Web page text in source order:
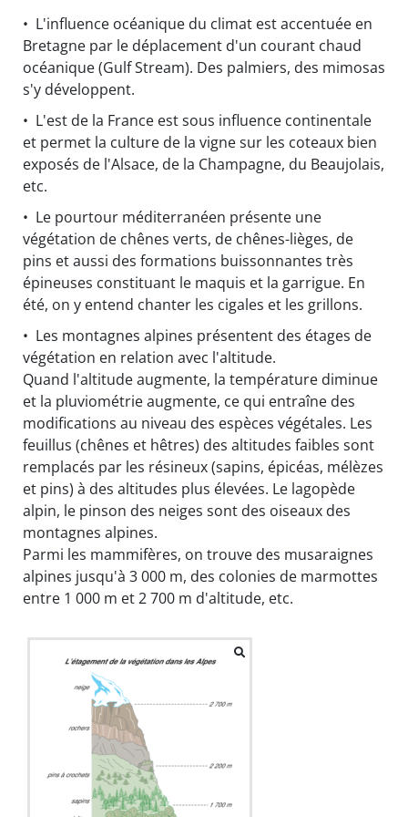
• L'influence océanique du climat est accentuée en
Bretagne par le déplacement d'un courant chaud
océanique (Gulf Stream). Des palmiers, des mimosas
s'y développent.
• L'est de la France est sous influence continentale
et permet la culture de la vigne sur les coteaux bien
exposés de l'Alsace, de la Champagne, du Beaujolais,
etc.
• Le pourtour méditerranéen présente une
végétation de chênes verts, de chênes-lièges, de
pins et aussi des formations buissonnantes très
épineuses constituant le maquis et la garrigue. En
été, on y entend chanter les cigales et les grillons.
• Les montagnes alpines présentent des étages de
végétation en relation avec l'altitude.
Quand l'altitude augmente, la température diminue
et la pluviométrie augmente, ce qui entraîne des
modifications au niveau des espèces végétales. Les
feuillus (chênes et hêtres) des altitudes faibles sont
remplacés par les résineux (sapins, épicéas, mélèzes
et pins) à des altitudes plus élevées. Le lagopède
alpin, le pinson des neiges sont des oiseaux des
montagnes alpines.
Parmi les mammifères, on trouve des musaraignes
alpines jusqu'à 3 000 m, des colonies de marmottes
entre 1 000 m et 2 700 m d'altitude, etc.